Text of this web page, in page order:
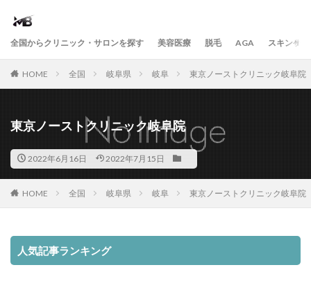
全国からクリニック・サロンを探す 美容医療 脱毛 AGA スキンケア
HOME 全国 岐阜県 岐阜 東京ノーストクリニック岐阜院
東京ノーストクリニック岐阜院
2022年6月16日 2022年7月15日
HOME 全国 岐阜県 岐阜 東京ノーストクリニック岐阜院
人気記事ランキング